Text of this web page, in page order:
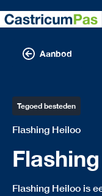
Aanbod
Tegoed besteden
Flashing Heiloo
Flashing Heiloo is